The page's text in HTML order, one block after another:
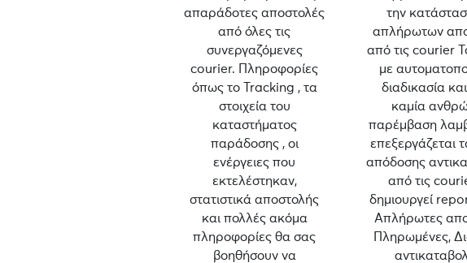
απαράδοτες αποστολές
από όλες τις
συνεργαζόμενες
courier. Πληροφορίες
όπως το Tracking , τα
στοιχεία του
καταστήματος
παράδοσης , οι
ενέργειες που
εκτελέστηκαν,
στατιστικά αποστολής
και πολλές ακόμα
πληροφορίες θα σας
βοηθήσουν να
την
απλήρωτων
από τις courier
με
διαδικασία
καμία
παρέμβαση
επεξεργάζεται
απόδοσης
από τις
δημιουργεί
Απλήρωτες
Πληρωμένες,